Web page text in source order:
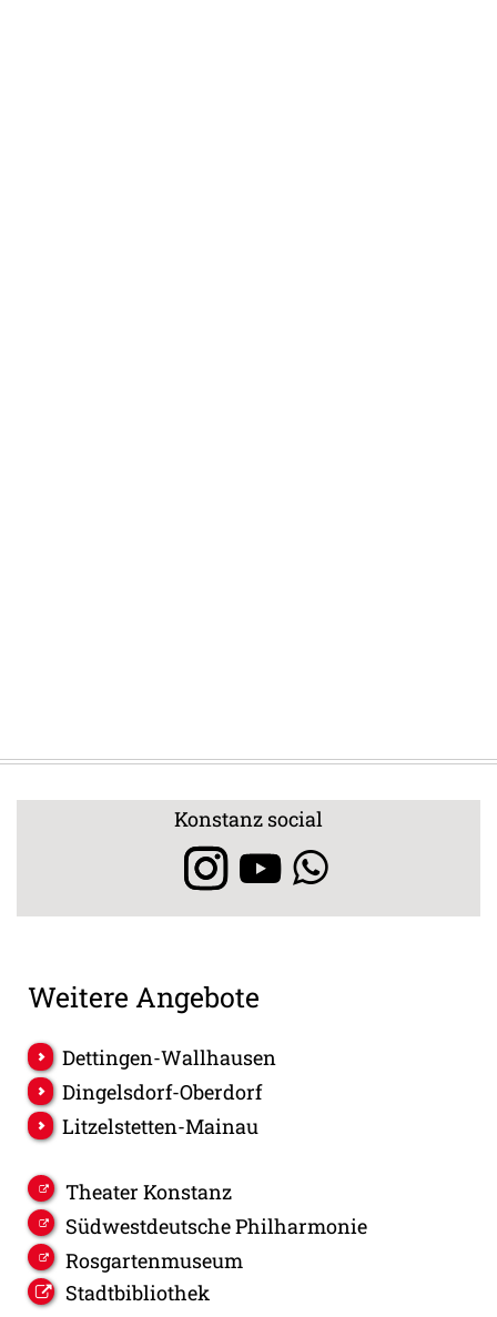
Konstanz social
Weitere Angebote
Dettingen-Wallhausen
Dingelsdorf-Oberdorf
Litzelstetten-Mainau
Theater Konstanz
Südwestdeutsche Philharmonie
Rosgartenmuseum
Stadtbibliothek